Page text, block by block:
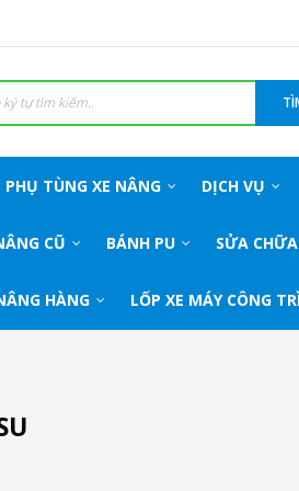
PHỤ TÙNG XE NÂNG DỊCH VỤ
CŨ BÁNH PU SỬA
HÀNG LỐP XE MÁY CÔNG